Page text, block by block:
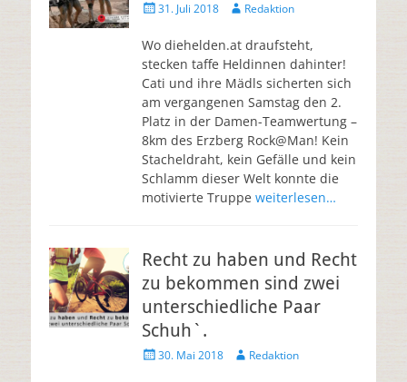
31. Juli 2018 Redaktion
Wo diehelden.at draufsteht,
stecken taffe Heldinnen dahinter!
Cati und ihre Mädls sicherten sich
am vergangenen Samstag den 2.
Platz in der Damen-Teamwertung –
8km des Erzberg Rock@Man! Kein
Stacheldraht, kein Gefälle und kein
Schlamm dieser Welt konnte die
motivierte Truppe weiterlesen…
Recht zu haben und Recht
zu bekommen sind zwei
unterschiedliche Paar
Schuh`.
30. Mai 2018 Redaktion